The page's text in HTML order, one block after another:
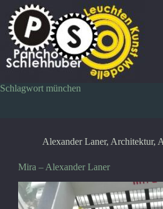
Inhalt
springen
Schlagwort münchen
Alexander Laner, Architektur,
Mira – Alexander Laner